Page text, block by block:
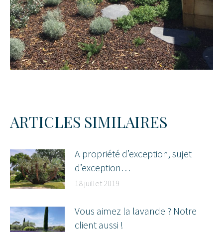
ARTICLES SIMILAIRES
A propriété d’exception, sujet
d’exception…
18 juillet 2019
Vous aimez la lavande ? Notre
client aussi !